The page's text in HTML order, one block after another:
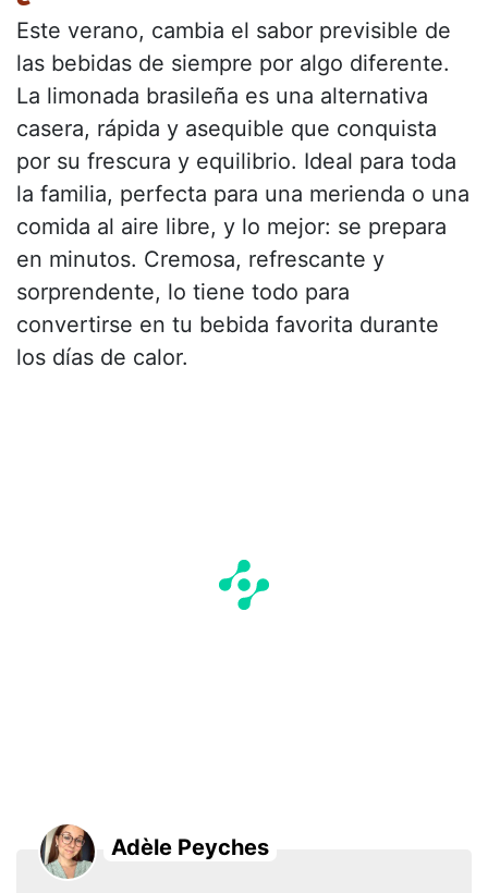
Este verano, cambia el sabor previsible de
las bebidas de siempre por algo diferente.
La limonada brasileña es una alternativa
casera, rápida y asequible que conquista
por su frescura y equilibrio. Ideal para toda
la familia, perfecta para una merienda o una
comida al aire libre, y lo mejor: se prepara
en minutos. Cremosa, refrescante y
sorprendente, lo tiene todo para
convertirse en tu bebida favorita durante
los días de calor.
Adèle Peyches